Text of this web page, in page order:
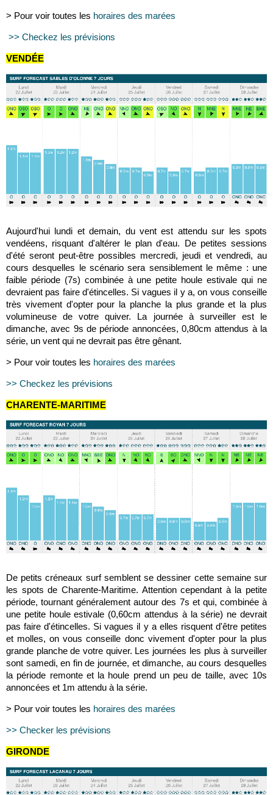
> Pour voir toutes les horaires des marées
>> Checkez les prévisions
VENDÉE
Aujourd'hui lundi et demain, du vent est attendu sur les spots
vendéens, risquant d'altérer le plan d'eau. De petites sessions
d'été seront peut-être possibles mercredi, jeudi et vendredi, au
cours desquelles le scénario sera sensiblement le même : une
faible période (7s) combinée à une petite houle estivale qui ne
devraient pas faire d'étincelles. Si vagues il y a, on vous conseille
très vivement d'opter pour la planche la plus grande et la plus
volumineuse de votre quiver. La journée à surveiller est le
dimanche, avec 9s de période annoncées, 0,80cm attendus à la
série, un vent qui ne devrait pas être gênant.
> Pour voir toutes les horaires des marées
>> Checkez les prévisions
CHARENTE-MARITIME
De petits créneaux surf semblent se dessiner cette semaine sur
les spots de Charente-Maritime. Attention cependant à la petite
période, tournant généralement autour des 7s et qui, combinée à
une petite houle estivale (0,60cm attendus à la série) ne devrait
pas faire d'étincelles. Si vagues il y a elles risquent d'être petites
et molles, on vous conseille donc vivement d'opter pour la plus
grande planche de votre quiver. Les journées les plus à surveiller
sont samedi, en fin de journée, et dimanche, au cours desquelles
la période remonte et la houle prend un peu de taille, avec 10s
annoncées et 1m attendu à la série.
> Pour voir toutes les horaires des marées
>> Checker les prévisions
GIRONDE